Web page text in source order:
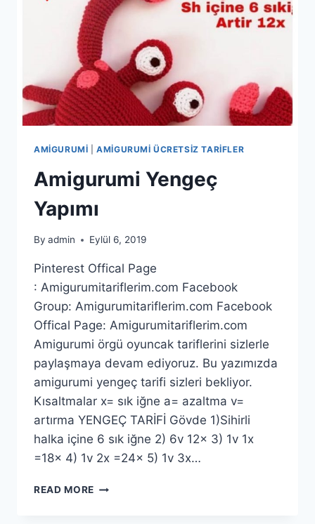
AMIGURUMI |AMIGURUMI ÜCRETSIZ TARIFLER
Amigurumi Yengeç
Yapımı
By admin Eylül 6, 2019
Pinterest Offical Page
: Amigurumitariflerim.com Facebook
Group: Amigurumitariflerim.com Facebook
Offical Page: Amigurumitariflerim.com
Amigurumi örgü oyuncak tariflerini sizlerle
paylaşmaya devam ediyoruz. Bu yazımızda
amigurumi yengeç tarifi sizleri bekliyor.
Kısaltmalar x= sık iğne a= azaltma v=
artırma YENGEÇ TARİFİ Gövde 1)Sihirli
halka içine 6 sık iğne 2) 6v 12x 3) 1v 1x
=18x 4) 1v 2x =24x 5) 1v 3x…
READ MORE AMIGURUMI